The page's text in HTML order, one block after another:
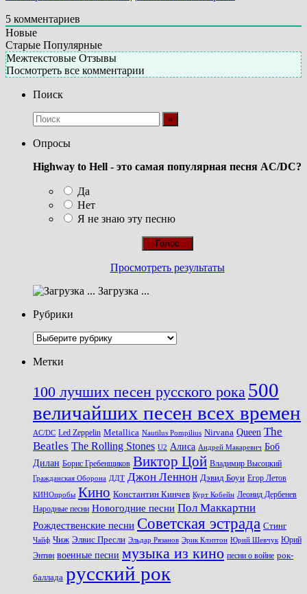
5 комментариев
Новые
Старые Популярные
Межтекстовые Отзывы
Посмотреть все комментарии
Поиск
Опросы
Highway to Hell - это самая популярная песня AC/DC?
Да
Нет
Я не знаю эту песню
Просмотреть результаты
Загрузка ...
Рубрики
Рубрики
Метки
100 лучших песен русского рока 500
величайших песен всех времен
AC/DC Led Zeppelin Metallica Nautilus Pompilius Nirvana Queen The
Beatles The Rolling Stones U2 Алиса Андрей Макаревич Боб
Дилан Борис Гребенщиков Виктор Цой Владимир Высоцкий
Гражданская Оборона ДДТ Джон Леннон Дэвид Боуи Егор Летов
КИНОпробы Кино Константин Кинчев Курт Кобейн Леонид Дербенев
Народные песни Новогодние песни Пол Маккартни
Рождественские песни Советская эстрада Стинг
Чайф Чиж Элвис Пресли Эльдар Рязанов Эрик Клэптон Юрий Шевчук Юрий
Энтин военные песни музыка из кино песни о войне рок-
баллада русский рок